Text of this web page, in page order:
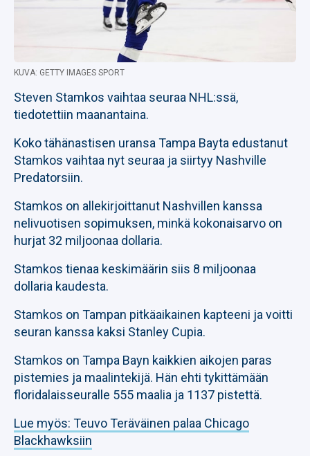
KUVA: GETTY IMAGES SPORT
Steven Stamkos vaihtaa seuraa NHL:ssä,
tiedotettiin maanantaina.
Koko tähänastisen uransa Tampa Bayta edustanut
Stamkos vaihtaa nyt seuraa ja siirtyy Nashville
Predatorsiin.
Stamkos on allekirjoittanut Nashvillen kanssa
nelivuotisen sopimuksen, minkä kokonaisarvo on
hurjat 32 miljoonaa dollaria.
Stamkos tienaa keskimäärin siis 8 miljoonaa
dollaria kaudesta.
Stamkos on Tampan pitkäaikainen kapteeni ja voitti
seuran kanssa kaksi Stanley Cupia.
Stamkos on Tampa Bayn kaikkien aikojen paras
pistemies ja maalintekijä. Hän ehti tykittämään
floridalaisseuralle 555 maalia ja 1137 pistettä.
Lue myös: Teuvo Teräväinen palaa Chicago
Blackhawksiin